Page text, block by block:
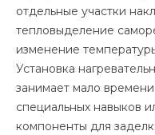
отдельные участки
тепловыделение
изменение
Установка
занимает мало
специальных навыков
компоненты для